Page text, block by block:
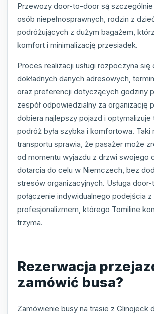
Przewozy door-to-door są szczególnie
osób niepełnosprawnych, rodzin z
podróżujących z dużym bagażem,
komfort i minimalizację przesiadek.
Proces realizacji usługi rozpoczyna się
dokładnych danych adresowych,
oraz preferencji dotyczących godziny
zespół odpowiedzialny za organizację
dobiera najlepszy pojazd i optymalizuje
podróż była szybka i komfortowa. Taki
transportu sprawia, że pasażer może
od momentu wyjazdu z drzwi swojego
dotarcia do celu w Niemczech, bez
stresów organizacyjnych. Usługa
połączenie indywidualnego podejścia z
profesjonalizmem, którego Tomiline
trzyma.
Rezerwacja
zamówić busa?
Zamówienie busy na trasie z Glinojeck